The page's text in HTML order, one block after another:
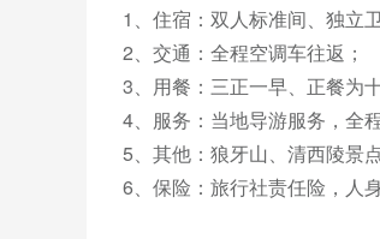
1、住宿：双人标准间、独立
2、交通：全程空调车往返；
3、用餐：三正一早、正餐为
4、服务：当地导游服务，全
5、其他：狼牙山、清西陵景
6、保险：旅行社责任险，人